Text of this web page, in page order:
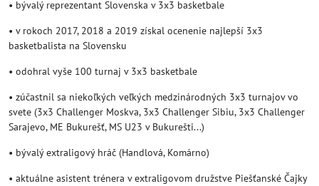
• bývalý reprezentant Slovenska v 3x3 basketbale
• v rokoch 2017, 2018 a 2019 získal ocenenie najlepší 3x3
basketbalista na Slovensku
• odohral vyše 100 turnaj v 3x3 basketbale
• zúčastnil sa niekoľkých veľkých medzinárodných 3x3 turnajov vo
svete (3x3 Challenger Moskva, 3x3 Challenger Sibiu, 3x3 Challenger
Sarajevo, ME Bukurešť, MS U23 v Bukurešti...)
• bývalý extraligový hráč (Handlová, Komárno)
• aktuálne asistent trénera v extraligovom družstve Piešťanské Čajky